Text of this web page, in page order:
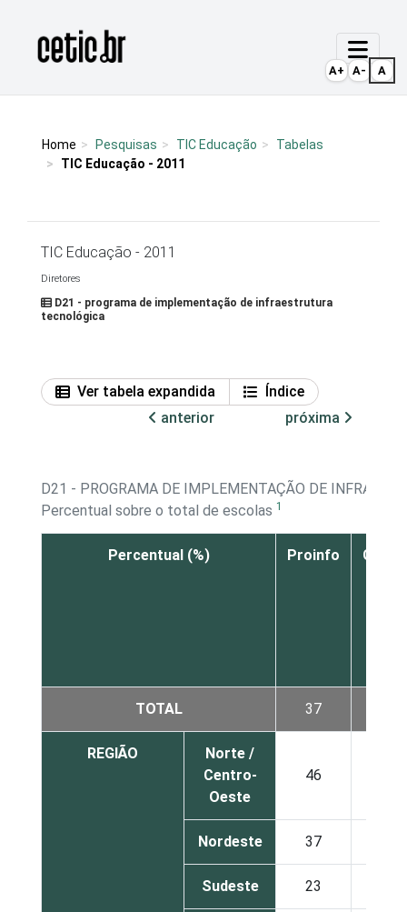
Página inicial
Home Pesquisas TIC Educação
Tabelas
TIC Educação - 2011
TIC Educação - 2011
Diretores
D21 - programa de implementação de infraestrutura
tecnológica
Ver tabela expandida
Índice
anterior
próxima
D21 - PROGRAMA DE IMPLEMENTAÇÃO DE
Percentual sobre o total de escolas 1
Percentual (%) Proinfo Gesac
TOTAL 37
REGIÃO
Norte /
Centro-
Oeste
46
Nordeste 37
Sudeste 23
A+ A- A